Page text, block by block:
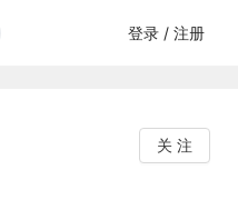
登录 / 注册
关 注